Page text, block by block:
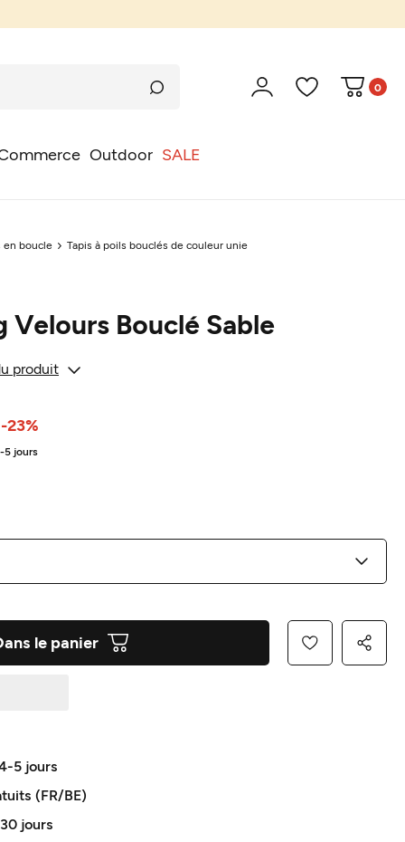
Outdoor SALE
0
en boucle Tapis à poils bouclés de couleur unie
Velours Bouclé Sable
produit
-23%
5 jours
le panier
5 jours
(FR/BE)
jours